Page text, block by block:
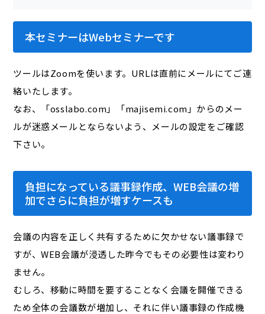
本セミナーはWebセミナーです
ツールはZoomを使います。URLは直前にメールにてご連
絡いたします。
なお、「osslabo.com」「majisemi.com」からのメー
ルが迷惑メールとならないよう、メールの設定をご確認
下さい。
負担になっている議事録作成、WEB会議の増
加でさらに負担が増すケースも
会議の内容を正しく共有するために欠かせない議事録で
すが、WEB会議が浸透した昨今でもその必要性は変わり
ません。
むしろ、移動に時間を要することなく会議を開催できる
ため全体の会議数が増加し、それに伴い議事録の作成機